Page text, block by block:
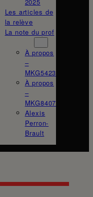
Les articles de
la relève
La note du prof
À propos
–
MKG5423
À propos
–
MKG8407
Alexis
Perron-
Brault